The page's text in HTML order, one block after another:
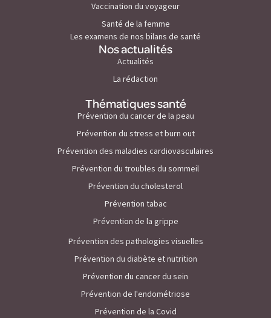
Vaccination du voyageur
Santé de la femme
Les examens de nos bilans de santé
Nos actualités
Actualités
La rédaction
Thématiques santé
Prévention du cancer de la peau
Prévention du stress et burn out
Prévention des maladies cardiovasculaires
Prévention du troubles du sommeil
Prévention du cholesterol
Prévention tabac
Prévention de la grippe
Prévention des pathologies visuelles
Prévention du diabète et nutrition
Prévention du cancer du sein
Prévention de l'endométriose
Prévention de la Covid